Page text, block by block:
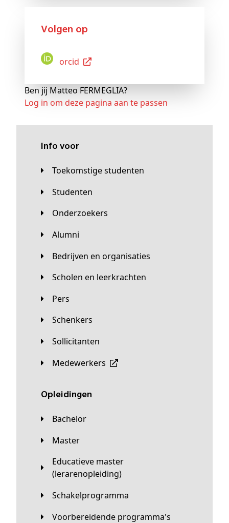
Volgen op
Orcid
Ben jij Matteo FERMEGLIA?
Log in om deze pagina aan te passen
Info voor
Toekomstige studenten
Studenten
Onderzoekers
Alumni
Bedrijven en organisaties
Scholen en leerkrachten
Pers
Schenkers
Sollicitanten
Medewerkers
Opleidingen
Bachelor
Master
Educatieve master
(lerarenopleiding)
Schakelprogramma
Voorbereidende programma's